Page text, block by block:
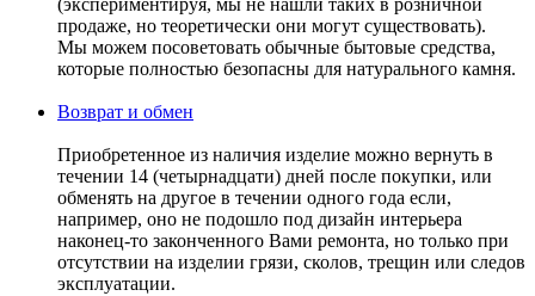
(экспериментируя, мы не нашли таких в розничной
продаже, но теоретически они могут существовать).
Мы можем посоветовать обычные бытовые средства,
которые полностью безопасны для натурального камня.
Возврат и обмен
Приобретенное из наличия изделие можно вернуть в
течении 14 (четырнадцати) дней после покупки, или
обменять на другое в течении одного года если,
например, оно не подошло под дизайн интерьера
наконец-то законченного Вами ремонта, но только при
отсутствии на изделии грязи, сколов, трещин или следов
эксплуатации.